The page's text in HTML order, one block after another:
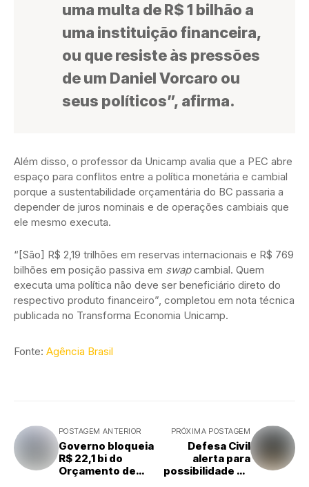
uma multa de R$ 1 bilhão a
uma instituição financeira,
ou que resiste às pressões
de um Daniel Vorcaro ou
seus políticos”, afirma.
Além disso, o professor da Unicamp avalia que a PEC abre
espaço para conflitos entre a política monetária e cambial
porque a sustentabilidade orçamentária do BC passaria a
depender de juros nominais e de operações cambiais que
ele mesmo executa.
“[São] R$ 2,19 trilhões em reservas internacionais e R$ 769
bilhões em posição passiva em swapcambial. Quem
executa uma política não deve ser beneficiário direto do
respectivo produto financeiro”, completou em nota técnica
publicada no Transforma Economia Unicamp.
Fonte: Agência Brasil
POSTAGEM ANTERIOR
Governo bloqueia
R$ 22,1 bi do
Orçamento de
PRÓXIMA POSTAGEM
Defesa Civil
alerta para
possibilidade de